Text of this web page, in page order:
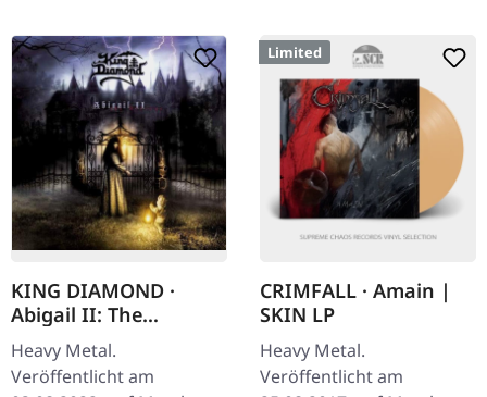
KING DIAMOND ·
Abigail II: The
Revenge | CD
Heavy Metal.
Veröffentlicht am
Limited
CRIMFALL · Amain |
SKIN LP
Heavy Metal.
Veröffentlicht am